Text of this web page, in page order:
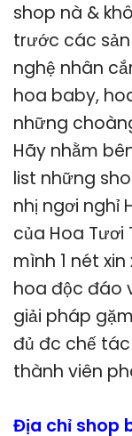
shop nà &
trước các
nghệ nhân
hoa baby,
những
Hãy nhằm
list những
nhị ngơi nghỉ
của Hoa
mình 1 nét
hoa độc đáo
giải pháp
đủ đc chế
thành viên
Địa chỉ shop